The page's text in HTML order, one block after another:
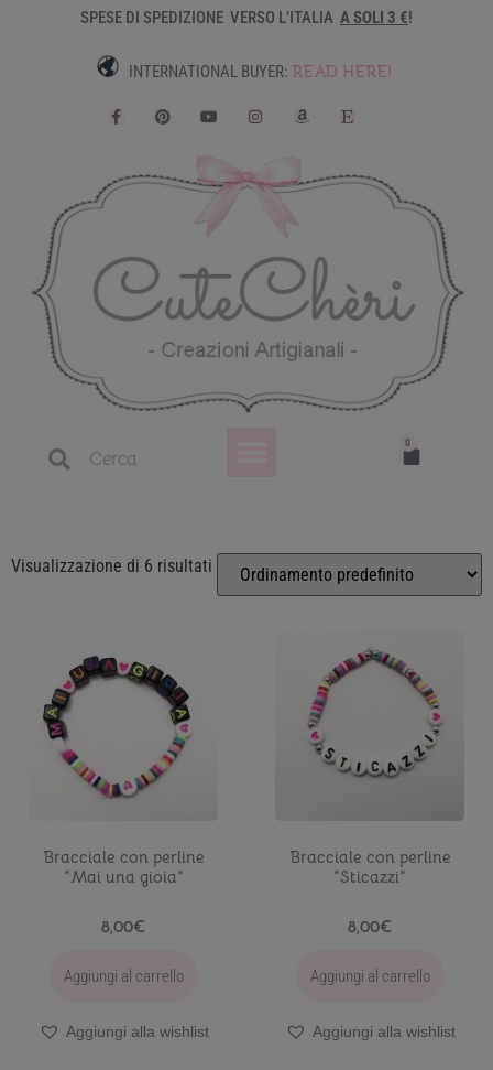
SPESE DI SPEDIZIONE VERSO L’ITALIA A SOLI 3 €!
INTERNATIONAL BUYER: READ HERE!
0
Visualizzazione di 6 risultati
Bracciale con perline
“Mai una gioia”
8,00€
Aggiungi al carrello
Aggiungi alla wishlist
Bracciale con perline
“Sticazzi”
8,00€
Aggiungi al carrello
Aggiungi alla wishlist